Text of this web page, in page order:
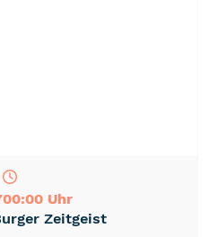
00:00 Uhr
Zeitgeist